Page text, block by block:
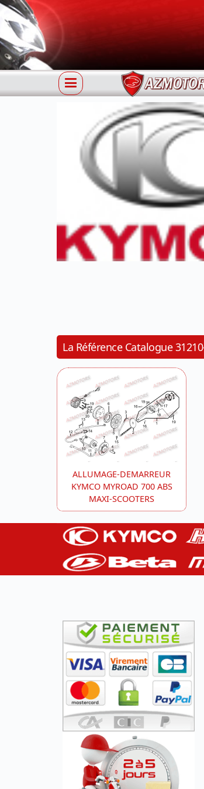
Référence 31210-
La Référence Catalogue
ALLUMAGE-DEMARREUR
KYMCO MYROAD 700 ABS
MAXI-SCOOTERS